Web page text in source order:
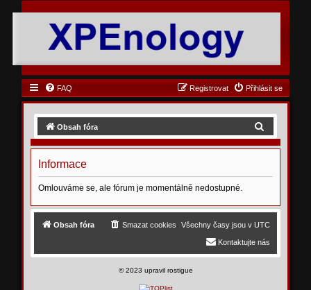
FAQ Přihlásit se
Registrovat
Obsah fóra
d
t
Informace
Omlouváme se, ale fórum je momentálně nedostupné.
Obsah fóra Všechny časy jsou v UTC
Smazat cookies
Kontaktujte nás
©2023 upravil rostigue